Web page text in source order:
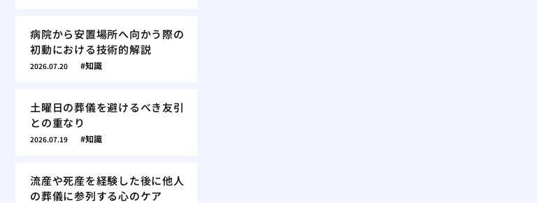
病院から安置場所へ向かう際の
初動における技術的解説
2026.07.20 知識
土曜日の葬儀を避けるべき友引
との重なり
2026.07.19 知識
流産や死産を経験した後に他人
の葬儀に参列する心のケア